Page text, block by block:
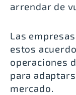
arrendar de
Las
estos
operaciones
para
mercado.